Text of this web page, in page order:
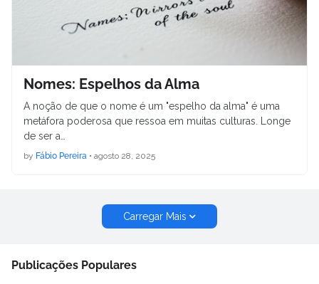
Nomes: Espelhos da Alma
A noção de que o nome é um "espelho da alma" é uma
metáfora poderosa que ressoa em muitas culturas. Longe
de ser a…
by Fábio Pereira • agosto 28, 2025
Carregar Mais
Publicações Populares